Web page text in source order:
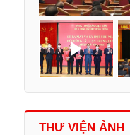
THƯ VIỆN ẢNH